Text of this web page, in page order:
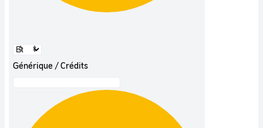
Générique / Crédits